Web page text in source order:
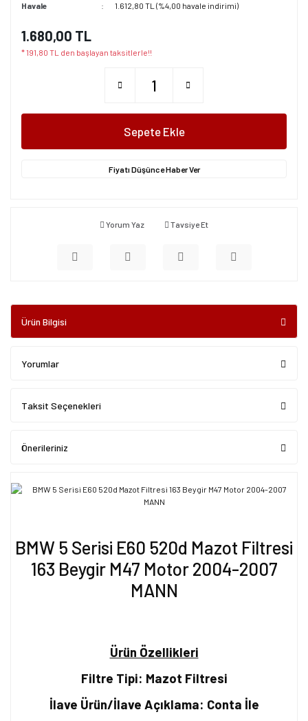
Havale
1.612,80 TL (%4,00 havale indirimi)
1.680,00 TL
* 191,80 TL den başlayan taksitlerle!!
Sepete Ekle
Fiyatı Düşünce Haber Ver
Yorum Yaz Tavsiye Et
Ürün Bilgisi
Yorumlar
Taksit Seçenekleri
Önerileriniz
BMW 5 Serisi E60 520d Mazot Filtresi
163 Beygir M47 Motor 2004-2007
MANN
Ürün Özellikleri
Filtre Tipi: Mazot Filtresi
İlave Ürün/İlave Açıklama: Conta İle